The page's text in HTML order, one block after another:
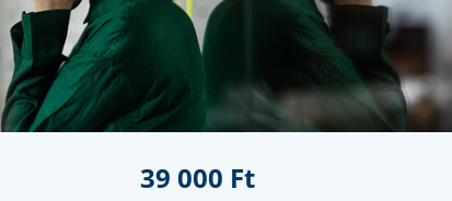
39 000 Ft